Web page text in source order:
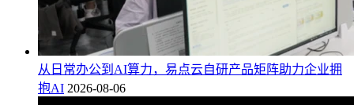
从日常办公到AI算力，易点云自研产品矩阵助力企业拥
抱AI 2026-08-06